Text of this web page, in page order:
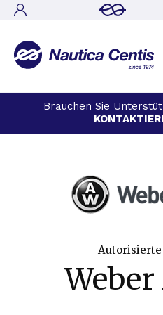
Brauchen Sie